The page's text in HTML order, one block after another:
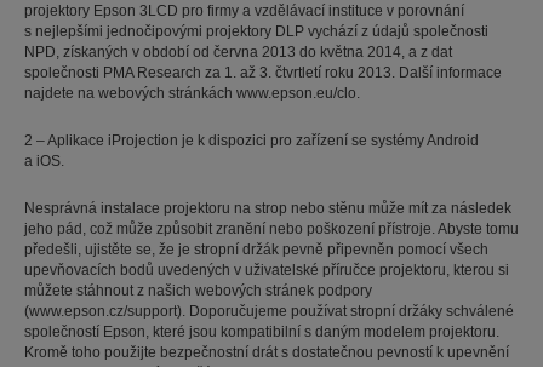
projektory Epson 3LCD pro firmy a vzdělávací instituce v porovnání
s nejlepšími jednočipovými projektory DLP vychází z údajů společnosti
NPD, získaných v období od června 2013 do května 2014, a z dat
společnosti PMA Research za 1. až 3. čtvrtletí roku 2013. Další informace
najdete na webových stránkách www.epson.eu/clo.
2 – Aplikace iProjection je k dispozici pro zařízení se systémy Android
a iOS.
Nesprávná instalace projektoru na strop nebo stěnu může mít za následek
jeho pád, což může způsobit zranění nebo poškození přístroje. Abyste tomu
předešli, ujistěte se, že je stropní držák pevně připevněn pomocí všech
upevňovacích bodů uvedených v uživatelské příručce projektoru, kterou si
můžete stáhnout z našich webových stránek podpory
(www.epson.cz/support). Doporučujeme používat stropní držáky schválené
společností Epson, které jsou kompatibilní s daným modelem projektoru.
Kromě toho použijte bezpečnostní drát s dostatečnou pevností k upevnění